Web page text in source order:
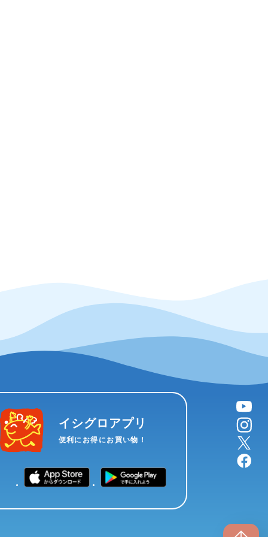
イシグロアプリ
便利にお得にお買い物！
YouTube
instagram
X
facebook